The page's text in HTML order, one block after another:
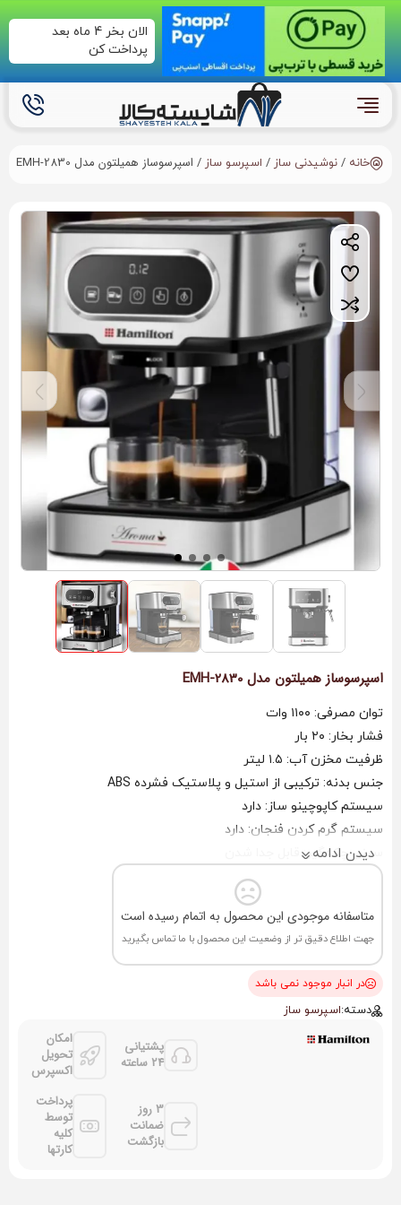
الان بخر 4 ماه بعد
پرداخت کن
خانه / نوشیدنی ساز / اسپرسو ساز / اسپرسوساز همیلتون مدل EMH-2830
اسپرسوساز همیلتون مدل EMH-2830
توان مصرفی: ۱۱۰۰ وات
فشار بخار: ۲۰ بار
ظرفیت مخزن آب: ۱.۵ لیتر
جنس بدنه: ترکیبی از استیل و پلاستیک فشرده ABS
سیستم کاپوچینو ساز: دارد
سیستم گرم کردن فنجان: دارد
سینی چکه‌گیر: قابل جدا شدن
نوع پمپ: بخار ۲۰ بار، ساخت ایتالیا
قابلیت تهیه: اسپرسو، کافه لاته، موکا، کاپوچینو، آمریکانو، شیر گرم
دیدن ادامه
متاسفانه موجودی این محصول به اتمام رسیده است
جهت اطلاع دقیق تر از وضعیت این محصول با ما تماس بگیرید
در انبار موجود نمی باشد
دسته:اسپرسو ساز
پشتیانی
24 ساعته
امکان
تحویل
اکسپرس
3 روز
ضمانت
بازگشت
پرداخت
توسط
کلیه
کارتها